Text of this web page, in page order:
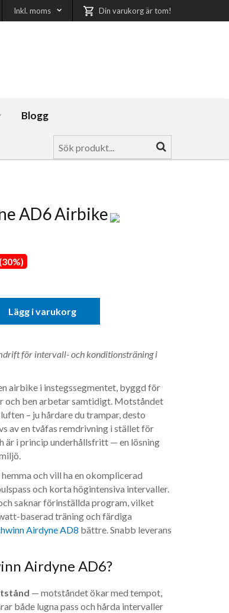
Inkl. moms Din varukorg är tom!
Blogg
AD6 Airbike
Lägg i varukorg
för intervall- och konditionsträning i
airbike i instegssegmentet, byggd för
och ben arbetar samtidigt. Motståndet
– ju hårdare du trampar, desto
av en tvåfas remdrivning i stället för
är i princip underhållsfritt — en lösning
och vill ha en okomplicerad
och korta högintensiva intervaller.
saknar förinställda program, vilket
baserad träning och färdiga
Airdyne AD8 bättre. Snabb leverans
Airdyne AD6?
— motståndet ökar med tempot,
både lugna pass och hårda intervaller